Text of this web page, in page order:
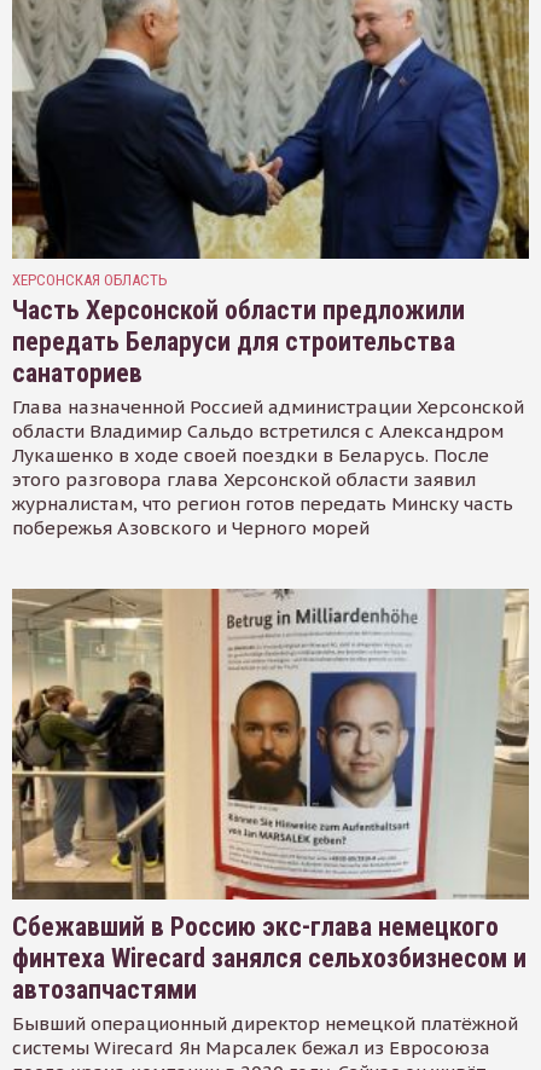
ХЕРСОНСКАЯ ОБЛАСТЬ
Часть Херсонской области предложили
передать Беларуси для строительства
санаториев
Глава назначенной Россией администрации Херсонской
области Владимир Сальдо встретился с Александром
Лукашенко в ходе своей поездки в Беларусь. После
этого разговора глава Херсонской области заявил
журналистам, что регион готов передать Минску часть
побережья Азовского и Черного морей
Сбежавший в Россию экс-глава немецкого
финтеха Wirecard занялся сельхозбизнесом и
автозапчастями
Бывший операционный директор немецкой платёжной
системы Wirecard Ян Марсалек бежал из Евросоюза